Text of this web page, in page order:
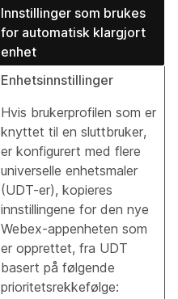
Innstillinger som brukes
for automatisk klargjort
enhet
Enhetsinnstillinger
Hvis brukerprofilen som er
knyttet til en sluttbruker,
er konfigurert med flere
universelle enhetsmaler
(UDT-er), kopieres
innstillingene for den nye
Webex-appenheten som
er opprettet, fra UDT
basert på følgende
prioritetsrekkefølge: